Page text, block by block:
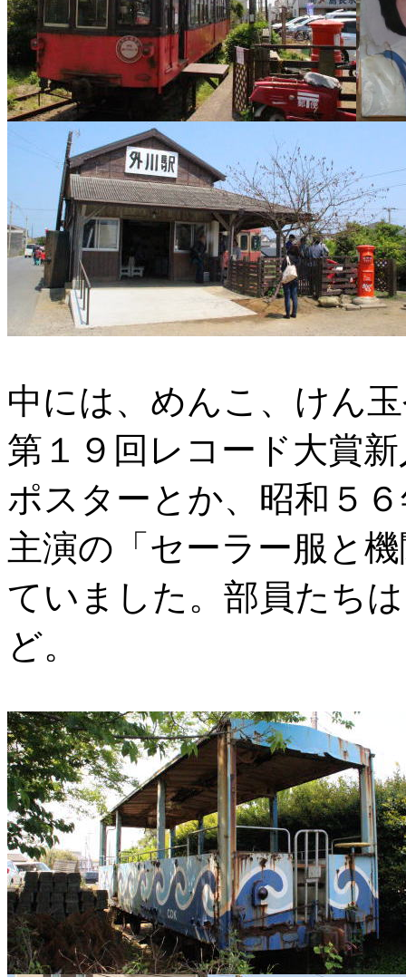
中には、めんこ、けん
第１９回レコード大賞
ポスターとか、昭和５
主演の「セーラー服と
ていました。部員たち
ど。